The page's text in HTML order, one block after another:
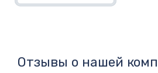
Отзывы о нашей